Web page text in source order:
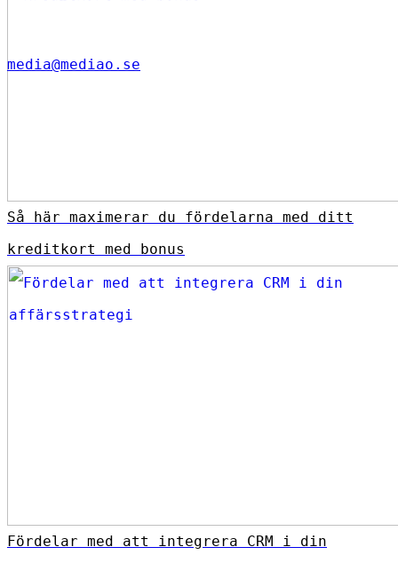
Så här maximerar du fördelarna med ditt
kreditkort med bonus
Fördelar med att integrera CRM i din
media@mediao.se